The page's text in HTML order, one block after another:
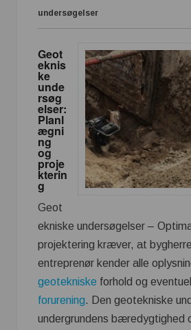
undersøgelser
Geot
eknis
ke
unde
rsøg
elser:
Planl
ægni
ng
og
proje
kterin
g
Geot
ekniske undersøgelser –
projektering kræver, at
entreprenør kender alle
geotekniske forhold og
forurening. Den geotekniske
undergrundens bæredygtighed